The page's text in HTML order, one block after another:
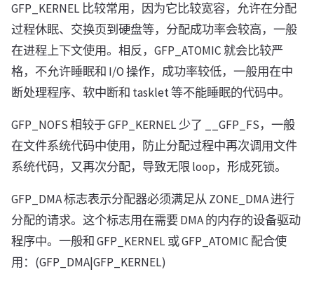
GFP_KERNEL 比较常用，因为它比较宽容，允许在分配
过程休眠、交换页到硬盘等，分配成功率会较高，一般
在进程上下文使用。相反，GFP_ATOMIC 就会比较严
格，不允许睡眠和 I/O 操作，成功率较低，一般用在中
断处理程序、软中断和 tasklet 等不能睡眠的代码中。
GFP_NOFS 相较于 GFP_KERNEL 少了 __GFP_FS，一般
在文件系统代码中使用，防止分配过程中再次调用文件
系统代码，又再次分配，导致无限 loop，形成死锁。
GFP_DMA 标志表示分配器必须满足从 ZONE_DMA 进行
分配的请求。这个标志用在需要 DMA 的内存的设备驱动
程序中。一般和 GFP_KERNEL 或 GFP_ATOMIC 配合使
用：(GFP_DMA|GFP_KERNEL)